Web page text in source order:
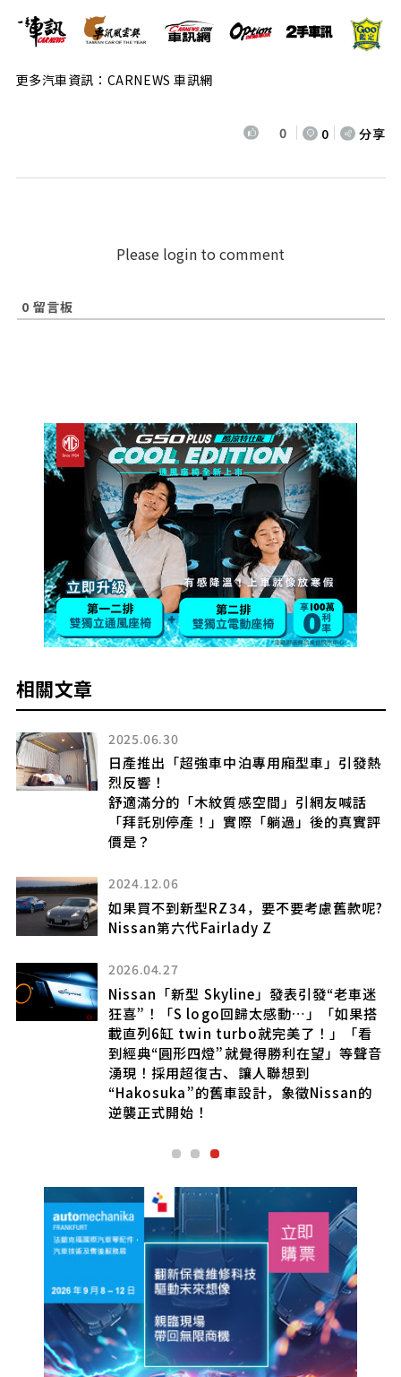
更多汽車資訊：CARNEWS 車訊網
0 0 分享
Please login to comment
0 留言板
相關文章
2025.06.30
日產推出「超強車中泊專用廂型車」引發熱
烈反響！
舒適滿分的「木紋質感空間」引網友喊話
「拜託別停產！」實際「躺過」後的真實評
價是？
2024.12.06
如果買不到新型RZ34，要不要考慮舊款呢?
Nissan第六代Fairlady Z
2026.04.27
Nissan「新型 Skyline」發表引發“老車迷
狂喜”！「S logo回歸太感動…」「如果搭
載直列6缸 twin turbo就完美了！」「看
到經典“圓形四燈”就覺得勝利在望」等聲音
湧現！採用超復古、讓人聯想到
“Hakosuka”的舊車設計，象徵Nissan的
逆襲正式開始！